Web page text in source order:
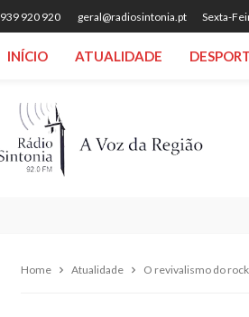
939 920 920 geral@radiosintonia.pt Sexta-
INÍCIO ATUALIDADE
Home Atualidade O revivalismo do